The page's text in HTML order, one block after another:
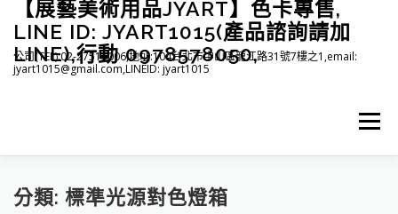
【展藝美術用品JYART】色卡專售,
LINE ID: JYART1015(產品諮詢請加
LINE),行動 0978578050,
公司(TEL):02-27515006,地址:104台北市中山區龍江路31號7樓之1,email:
jyart1015@gmail.com,LINEID: jyart1015
選單
首頁 紡織系列 印刷系列
分類: 標準光源對色燈箱